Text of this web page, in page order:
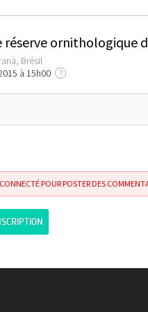
réserve ornithologique
Brésil
à 15h00
?
POUR POSTER DES